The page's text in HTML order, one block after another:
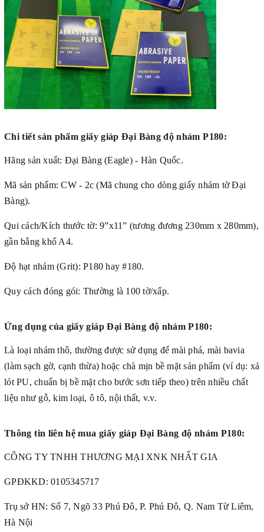
Chi tiết sản phẩm giấy giáp Đại Bàng độ nhám P180:
Hãng sản xuất: Đại Bàng (Eagle) - Hàn Quốc.
Mã sản phẩm: CW - 2c (Mã chung cho dòng giấy nhám tờ Đại
Bàng).
Qui cách/Kích thước tờ: 9”x11” (tương đương 230mm x 280mm),
gần bằng khổ A4.
Độ hạt nhám (Grit): P180 hay #180.
Quy cách đóng gói: Thường là 100 tờ/xấp.
Ứng dụng của giấy giáp Đại Bàng độ nhám P180:
Là loại nhám thô, thường được sử dụng để mài phá, mài bavia
(làm sạch gờ, cạnh thừa) hoặc chà mịn bề mặt sản phẩm (ví dụ: xả
lót PU, chuẩn bị bề mặt cho bước sơn tiếp theo) trên nhiều chất
liệu như gỗ, kim loại, ô tô, nội thất, v.v.
Thông tin liên hệ mua giấy giáp Đại Bàng độ nhám P180:
CÔNG TY TNHH THƯƠNG MẠI XNK NHẤT GIA
GPĐKKD: 0105345717
Trụ sở HN: Số 7, Ngõ 33 Phú Đô, P. Phú Đô, Q. Nam Từ Liêm,
Hà Nội